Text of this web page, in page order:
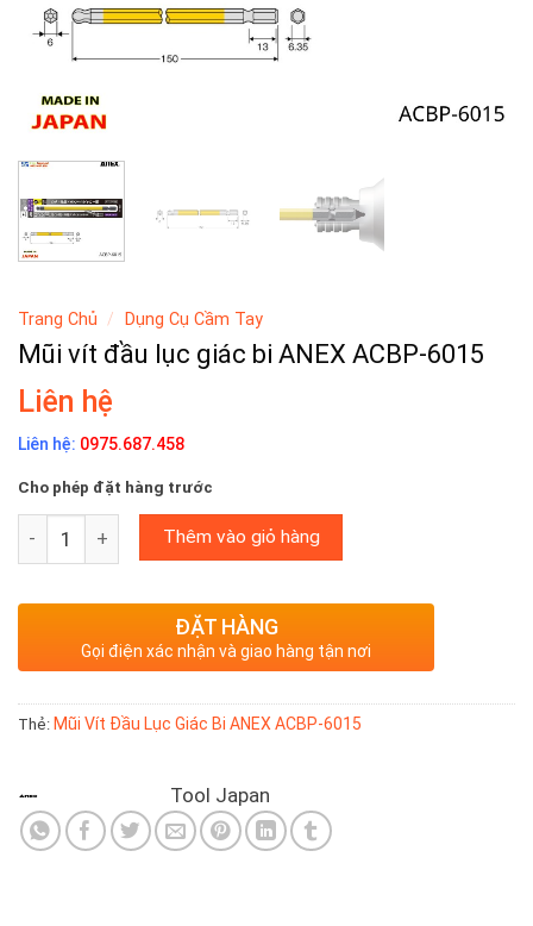
Trang Chủ / Dụng Cụ Cầm Tay
Mũi vít đầu lục giác bi ANEX ACBP-6015
Liên hệ
Liên hệ: 0975.687.458
Cho phép đặt hàng trước
Mũi vít đầu lục giác bi ANEX ACBP-6015 số lượng
Thêm vào giỏ hàng
ĐẶT HÀNG
Gọi điện xác nhận và giao hàng tận nơi
Thẻ: Mũi Vít Đầu Lục Giác Bi ANEX ACBP-6015
Tool Japan